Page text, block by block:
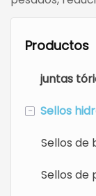
Productos
juntas
- Sellos
Sellos de
Sellos de